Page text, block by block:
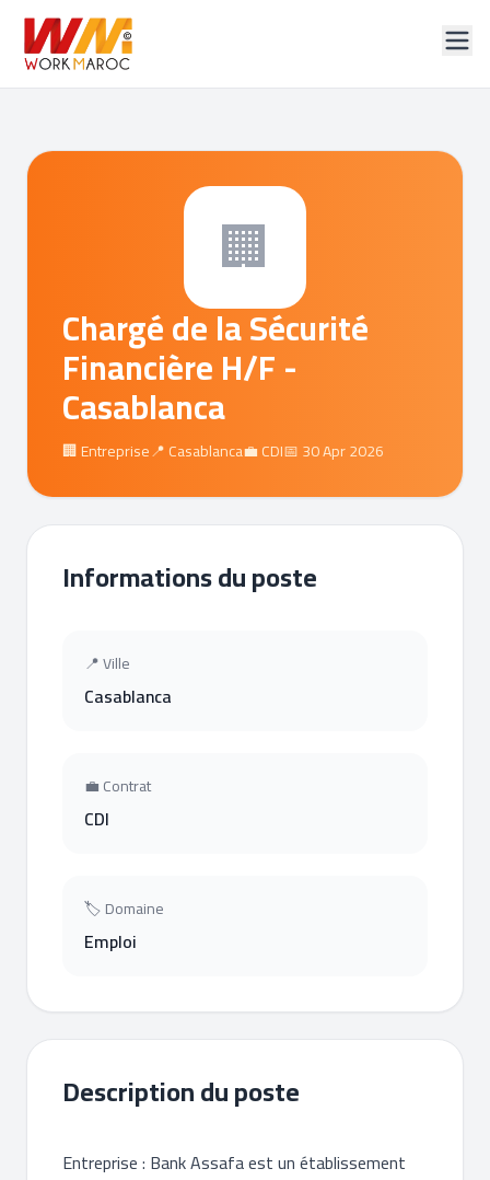
🏢
Chargé de la Sécurité
Financière H/F -
Casablanca
🏢 Entreprise📍 Casablanca💼 CDI📅 30 Apr 2026
Informations du poste
📍 Ville
Casablanca
💼 Contrat
CDI
🏷 Domaine
Emploi
Description du poste
Entreprise : Bank Assafa est un établissement